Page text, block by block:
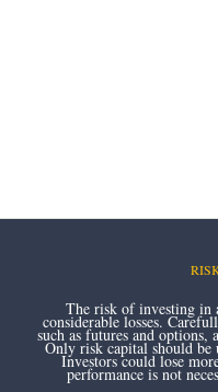
The risk of investing in
considerable losses.
such as futures and
Only risk capital should be
Investors could lose
performance is not